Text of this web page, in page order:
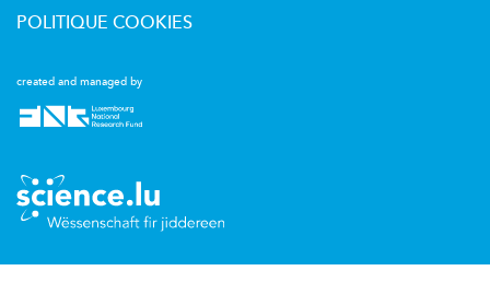
created and managed by
POLITIQUE COOKIES